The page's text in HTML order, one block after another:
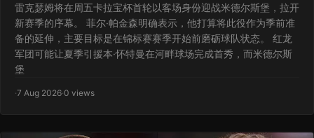
雷克瑟姆将在周五卡拉宝杯首轮以客场身份迎战米德尔斯堡，拉开
新赛季的序幕。 菲尔·帕金森明确表示，他打算将此役作为季前准
备的延伸，主要目标是在锦标赛赛季开始前磨砺球队状态。 红龙
军团可能让夏季引援本·怀特曼在河畔球场完成首秀，而米德尔斯
堡
·7 Aug 2026·0 views